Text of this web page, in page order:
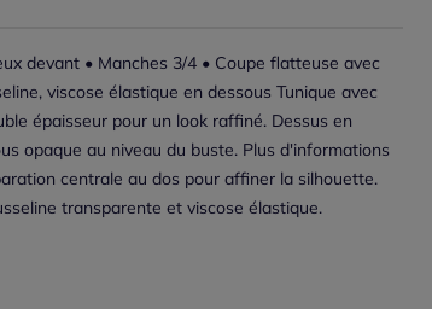
devant • Manches 3/4 • Coupe flatteuse avec
viscose élastique en dessous Tunique avec
épaisseur pour un look raffiné. Dessus en
opaque au niveau du buste. Plus d'informations
centrale au dos pour affiner la silhouette.
transparente et viscose élastique.